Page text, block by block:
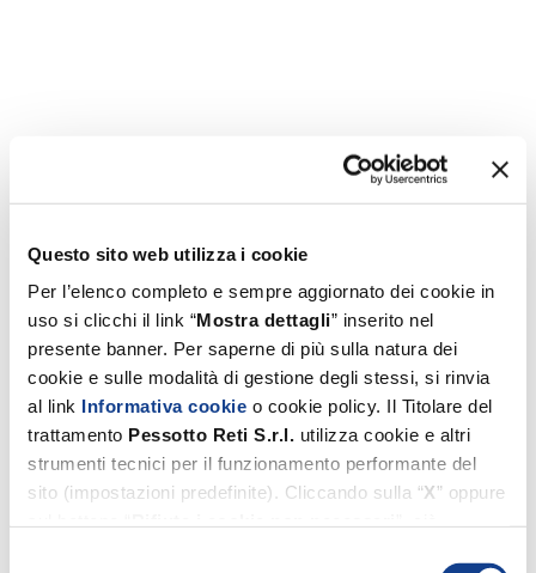
Questo sito web utilizza i cookie
Per l’elenco completo e sempre aggiornato dei cookie in
uso si clicchi il link “Mostra dettagli” inserito nel
presente banner. Per saperne di più sulla natura dei
cookie e sulle modalità di gestione degli stessi, si rinvia
al link Informativa cookie o cookie policy. Il Titolare del
trattamento Pessotto Reti S.r.l. utilizza cookie e altri
strumenti tecnici per il funzionamento performante del
sito (impostazioni predefinite). Cliccando sulla “X” oppure